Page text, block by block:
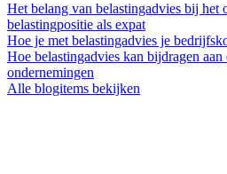
Het belang van belastingadvies bij het
belastingpositie als expat
Hoe je met belastingadvies je
Hoe belastingadvies kan bijdragen
ondernemingen
Alle blogitems bekijken